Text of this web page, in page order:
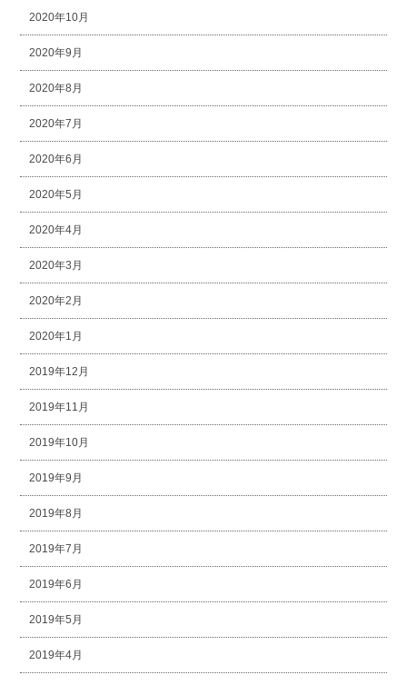
2020年10月
2020年9月
2020年8月
2020年7月
2020年6月
2020年5月
2020年4月
2020年3月
2020年2月
2020年1月
2019年12月
2019年11月
2019年10月
2019年9月
2019年8月
2019年7月
2019年6月
2019年5月
2019年4月